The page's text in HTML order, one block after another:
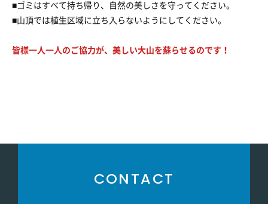
■ゴミはすべて持ち帰り、自然の美しさを守ってください。
■山頂では植生区域に立ち入らないようにしてください。
皆様一人一人のご協力が、美しい大山を蘇らせるのです！
CONTACT